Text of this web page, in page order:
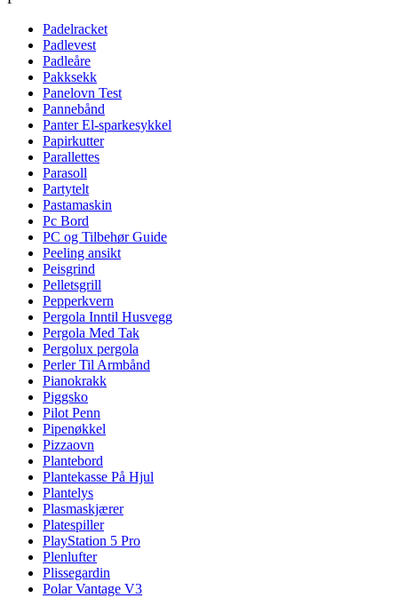
Padelracket
Padlevest
Padleåre
Pakksekk
Panelovn Test
Pannebånd
Panter El-sparkesykkel
Papirkutter
Parallettes
Parasoll
Partytelt
Pastamaskin
Pc Bord
PC og Tilbehør Guide
Peeling ansikt
Peisgrind
Pelletsgrill
Pepperkvern
Pergola Inntil Husvegg
Pergola Med Tak
Pergolux pergola
Perler Til Armbånd
Pianokrakk
Piggsko
Pilot Penn
Pipenøkkel
Pizzaovn
Plantebord
Plantekasse På Hjul
Plantelys
Plasmaskjærer
Platespiller
PlayStation 5 Pro
Plenlufter
Plissegardin
Polar Vantage V3